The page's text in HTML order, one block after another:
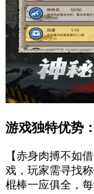
游戏独特优势：
【赤身肉搏不如
戏，玩家需寻找
棍棒一应俱全，